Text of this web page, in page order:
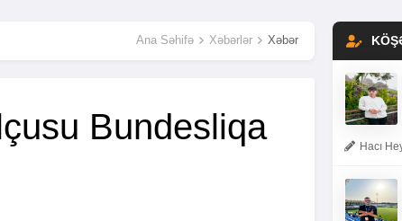
Ana Səhifə Xəbərlər Xəbər
Bundesliqa
Hacı